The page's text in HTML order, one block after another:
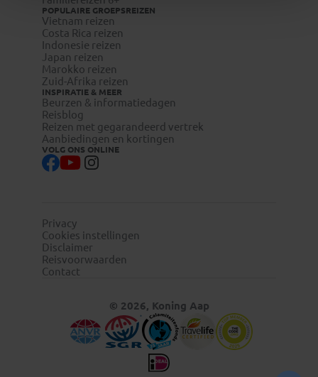
POPULAIRE GROEPSREIZEN
Vietnam reizen
Costa Rica reizen
Indonesie reizen
Japan reizen
Marokko reizen
Zuid-Afrika reizen
INSPIRATIE & MEER
Beurzen & informatiedagen
Reisblog
Reizen met gegarandeerd vertrek
Aanbiedingen en kortingen
VOLG ONS ONLINE
Privacy
Cookies instellingen
Disclaimer
Reisvoorwaarden
Contact
© 2026, Koning Aap